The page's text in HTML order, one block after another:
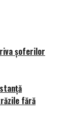
șoferilor
fără